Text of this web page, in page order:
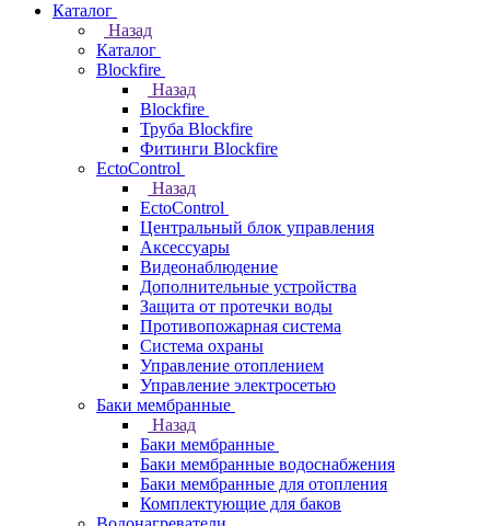
Каталог
Назад
Каталог
Blockfire
Назад
Blockfire
Труба Blockfire
Фитинги Blockfire
EctoControl
Назад
EctoControl
Центральный блок управления
Аксессуары
Видеонаблюдение
Дополнительные устройства
Защита от протечки воды
Противопожарная система
Система охраны
Управление отоплением
Управление электросетью
Баки мембранные
Назад
Баки мембранные
Баки мембранные водоснабжения
Баки мембранные для отопления
Комплектующие для баков